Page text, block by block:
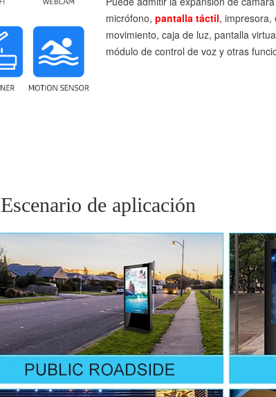
micrófono,pantalla táctil, impresora,
movimiento, caja de luz, pantalla
módulo de control de voz y otras
Escenario de aplicación